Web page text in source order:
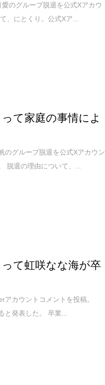
のグループ脱退を公式Xアカウ
、にとくり。公式Xア...
て家庭の事情によ
のグループ脱退を公式Xアカウン
脱退の理由について、...
て虹咲なな海が卒
カウントコメントを投稿。
と発表した。 卒業...